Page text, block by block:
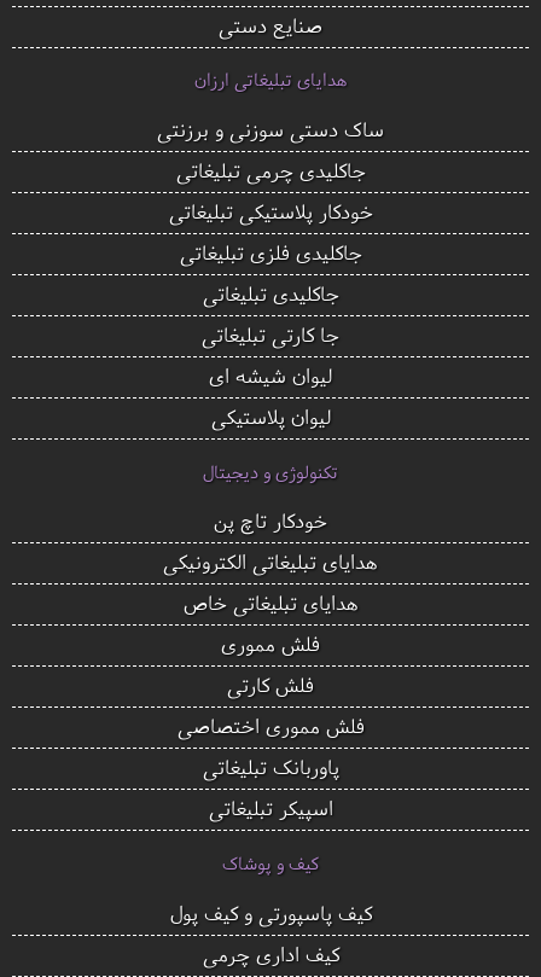
صنایع دستی
هدایای تبلیغاتی ارزان
ساک دستی سوزنی و برزنتی
جاکلیدی چرمی تبلیغاتی
خودکار پلاستیکی تبلیغاتی
جاکلیدی فلزی تبلیغاتی
جاکلیدی تبلیغاتی
جا کارتی تبلیغاتی
لیوان شیشه ای
لیوان پلاستیکی
تکنولوژی و دیجیتال
خودکار تاچ پن
هدایای تبلیغاتی الکترونیکی
هدایای تبلیغاتی خاص
فلش مموری
فلش کارتی
فلش مموری اختصاصی
پاوربانک تبلیغاتی
اسپیکر تبلیغاتی
کیف و پوشاک
کیف پاسپورتی و کیف پول
کیف اداری چرمی